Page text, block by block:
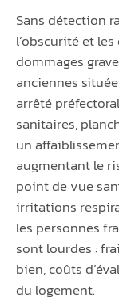
Sans détection
l’obscurité et
dommages
anciennes
arrêté
sanitaires,
un
augmentant le
point de vue
irritations
les personnes
sont lourdes :
bien, coûts
du logement.